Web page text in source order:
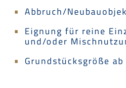
Abbruch/
Eignung für reine
und/oder
Grundstücksgröße